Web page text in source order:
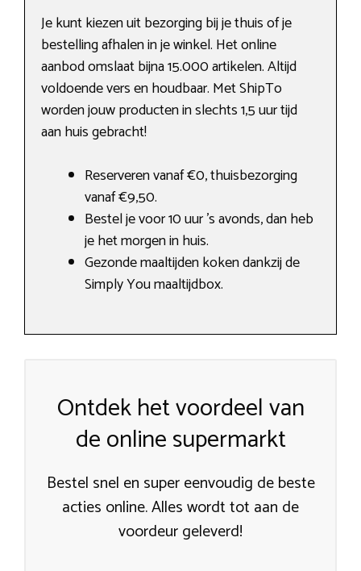
Je kunt kiezen uit bezorging bij je thuis of je
bestelling afhalen in je winkel. Het online
aanbod omslaat bijna 15.000 artikelen. Altijd
voldoende vers en houdbaar. Met ShipTo
worden jouw producten in slechts 1,5 uur tijd
aan huis gebracht!
Reserveren vanaf €0, thuisbezorging
vanaf €9,50.
Bestel je voor 10 uur ’s avonds, dan heb
je het morgen in huis.
Gezonde maaltijden koken dankzij de
Simply You maaltijdbox.
Ontdek het voordeel van
de online supermarkt
Bestel snel en super eenvoudig de beste
acties online. Alles wordt tot aan de
voordeur geleverd!